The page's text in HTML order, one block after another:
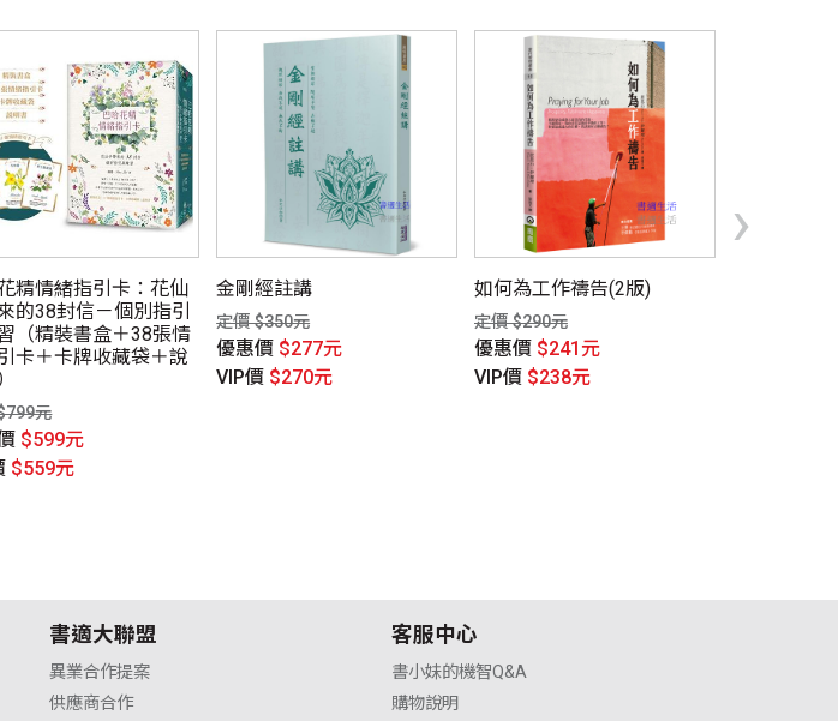
精情緒指引卡：花仙
的38封信－個別指引
（精裝書盒＋38張情
卡＋卡牌收藏袋＋說
元
$599元
$559元
金剛經註講
定價 $350元
優惠價 $277元
VIP價 $270元
如何為工作禱告(2版)
定價 $290元
優惠價 $241元
VIP價 $238元
›
書適大聯盟
異業合作提案
供應商合作
客服中心
書小妹的機智Q&A
購物說明